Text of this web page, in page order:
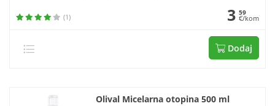
(1) 3 59
€/kom
Dodaj
Olival Micelarna otopina 500 ml